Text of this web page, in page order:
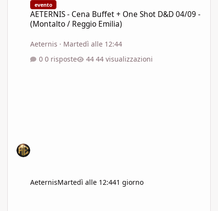
evento
AETERNIS - Cena Buffet + One Shot D&D 04/09 -
(Montalto / Reggio Emilia)
Aeternis · Martedì alle 12:44
0 risposte
44 visualizzazioni
AeternisMartedì alle 12:441 giorno